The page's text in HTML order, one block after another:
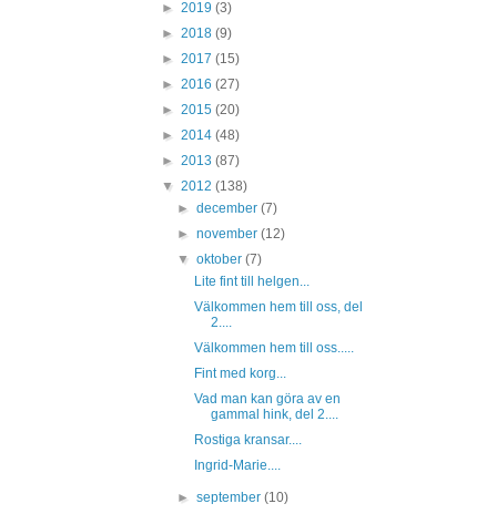
► 2019 (3)
► 2018 (9)
► 2017 (15)
► 2016 (27)
► 2015 (20)
► 2014 (48)
► 2013 (87)
▼ 2012 (138)
►december(7)
►november(12)
▼oktober(7)
Lite fint till helgen...
Välkommen hem till oss, del
2....
Välkommen hem till oss.....
Fint med korg...
Vad man kan göra av en
gammal hink, del 2....
Rostiga kransar....
Ingrid-Marie....
►september(10)